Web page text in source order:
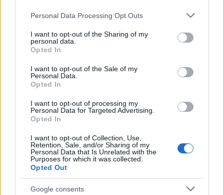
Please note that this website/app uses one or more Google
not limited to your visit or usage behaviour. You may click to
grant or deny consent to Google and its third-party tags to
use your data for below specified purposes in below Google
consent section.
Personal Data Processing Opt Outs
I want to opt-out of the Sharing of my
personal data.
Opted In
I want to opt-out of the Sale of my
Personal Data.
Opted In
I want to opt-out of processing my
Personal Data for Targeted Advertising.
Opted In
I want to opt-out of Collection, Use,
Retention, Sale, and/or Sharing of my
Personal Data that Is Unrelated with the
Purposes for which it was collected.
Opted Out
Google consents
ideal de septiembre en Comunio.
En el mejor equipo del mes hay
doble representación de jugadores
repite como MVP del mes tras
El jugador más devaluado del mes ha sido Youssef En-
Nesyri. El delantero marroquí sumó tan sólo 9 puntos en tres
partidos y para colmo se lesionó en el encuentro de la
jornada 7 contra el Espanyol. Según apuntan varias